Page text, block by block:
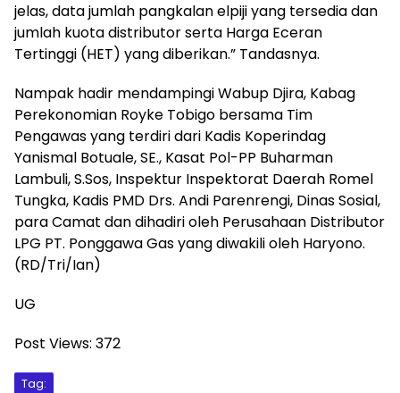
jelas, data jumlah pangkalan elpiji yang tersedia dan
jumlah kuota distributor serta Harga Eceran
Tertinggi (HET) yang diberikan.” Tandasnya.
Nampak hadir mendampingi Wabup Djira, Kabag
Perekonomian Royke Tobigo bersama Tim
Pengawas yang terdiri dari Kadis Koperindag
Yanismal Botuale, SE., Kasat Pol-PP Buharman
Lambuli, S.Sos, Inspektur Inspektorat Daerah Romel
Tungka, Kadis PMD Drs. Andi Parenrengi, Dinas Sosial,
para Camat dan dihadiri oleh Perusahaan Distributor
LPG PT. Ponggawa Gas yang diwakili oleh Haryono.
(RD/Tri/Ian)
UG
Post Views: 372
Tag: